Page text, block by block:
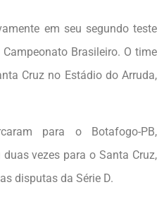
em seu segundo teste
Brasileiro. O time
Cruz no Estádio do Arruda,
para o Botafogo-PB,
vezes para o Santa Cruz,
disputas da Série D.